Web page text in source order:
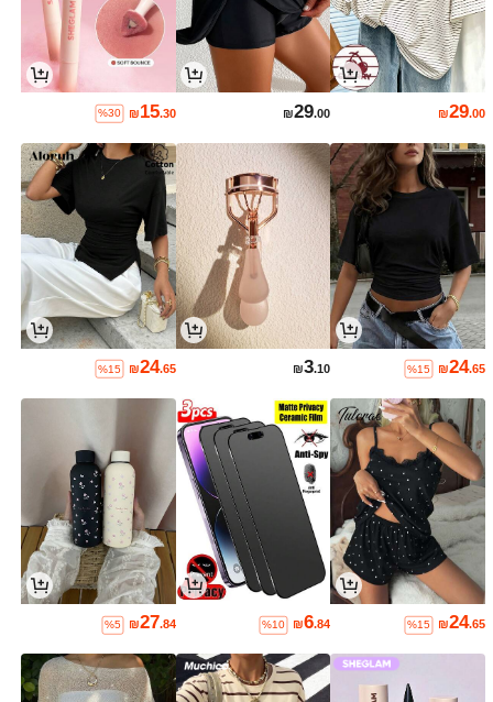
₪29.00
₪29.00
₪15.30
%30
₪24.65
%15
₪3.10
₪24.65
%15
₪24.65
%15
₪6.84
%10
₪27.84
%5